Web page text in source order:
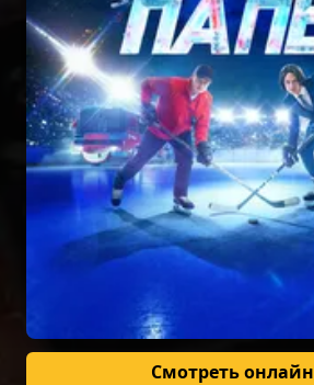
Смотреть онлайн